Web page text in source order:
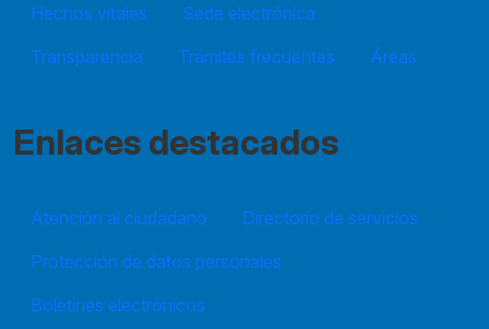
Hechos vitales
Sede electrónica
Transparencia
Trámites frecuentes Áreas
Enlaces destacados
Atención al ciudadano
Directorio de servicios
Protección de datos personales
Boletines electrónicos